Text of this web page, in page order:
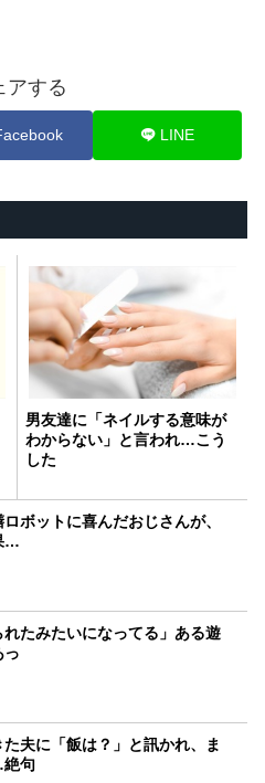
アする
LINE
男友達に「ネイルする意味が
わからない」と言われ…こう
した
ボットに喜んだおじさんが、
…
れたみたいになってる」ある遊
夫に「飯は？」と訊かれ、ま
句